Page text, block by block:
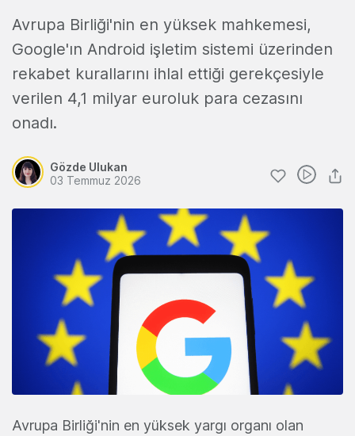
Avrupa Birliği'nin en yüksek mahkemesi,
Google'ın Android işletim sistemi üzerinden
rekabet kurallarını ihlal ettiği gerekçesiyle
verilen 4,1 milyar euroluk para cezasını
onadı.
Gözde Ulukan
03 Temmuz 2026
Avrupa Birliği'nin en yüksek yargı organı olan